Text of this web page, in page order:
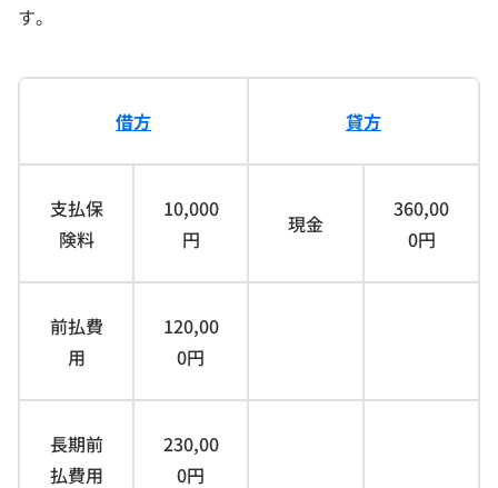
す。
借方 貸方
支払保
険料
10,000
円
現金
360,00
0円
前払費
用
120,00
0円
長期前
払費用
230,00
0円